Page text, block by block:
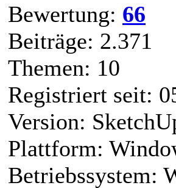
Bewertung: 66
Beiträge: 2.371
Themen: 10
Registriert seit:
Version:
Plattform:
Betriebssystem: